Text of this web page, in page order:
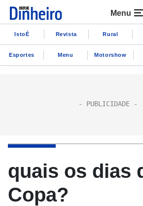
Menu
IstoÉ Revista Rural
Esportes Menu Motorshow
quais os dias
Copa?